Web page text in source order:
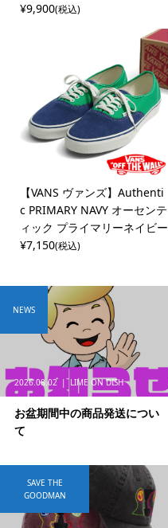
¥9,900(税込)
【VANS ヴァンズ】Authenti
c PRIMARY NAVY オーセンテ
ィック プライマリーネイビー
¥7,150(税込)
2026.08.02 LIME ON DISH
お盆期間中の商品発送につい
て
NEWS
SAVE THE
GOODMAN